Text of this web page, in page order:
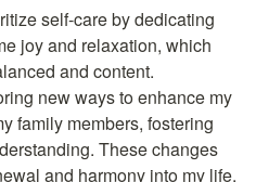
self-care by dedicating
joy and relaxation, which
and content.
new ways to enhance my
family members, fostering
These changes
and harmony into my life.